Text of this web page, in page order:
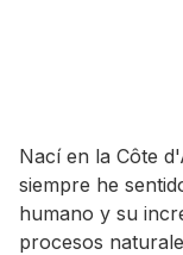
Nací en la Côte
siempre he
humano y su
procesos